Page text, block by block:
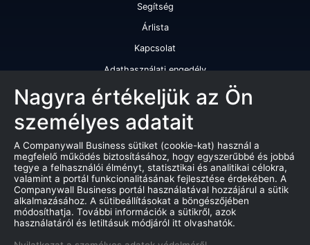
Segítség
Árlista
Kapcsolat
Adathasználati engedély
Szolgáltatásaink
Cégminősítés
Cégminősítési riport
Kiváló cégminősítési tanúsítvány
Termékek
Companywall Business - Adattovábbítási szerződés
Nagyra értékeljük az Ön
személyes adatait
A Companywall Business sütiket (cookie-kat) használ a
megfelelő működés biztosításához, hogy egyszerűbbé és jobbá
tegye a felhasználói élményt, statisztikai és analitikai célokra,
valamint a portál funkcionalitásának fejlesztése érdekében. A
Companywall Business portál használatával hozzájárul a sütik
alkalmazásához. A sütibeállításokat a böngészőjében
módosíthatja. További információk a sütikről, azok
használatáról és letiltásuk módjáról itt olvashatók.